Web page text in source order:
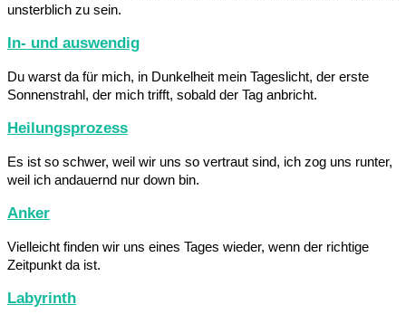
unsterblich zu sein.
In- und auswendig
Du warst da für mich, in Dunkelheit mein Tageslicht, der erste
Sonnenstrahl, der mich trifft, sobald der Tag anbricht.
Heilungsprozess
Es ist so schwer, weil wir uns so vertraut sind, ich zog uns runter,
weil ich andauernd nur down bin.
Anker
Vielleicht finden wir uns eines Tages wieder, wenn der richtige
Zeitpunkt da ist.
Labyrinth